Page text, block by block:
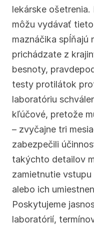
lekárske
môžu vydávať
maznáčika spĺňajú
prichádzate z
besnoty,
testy protilátok
laboratóriu
kľúčové, pretože
– zvyčajne tri
zabezpečili
takýchto detailov
zamietnutie
alebo ich
Poskytujeme
laboratórií,